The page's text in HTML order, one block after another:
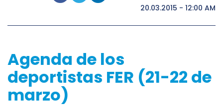
20.03.2015 - 12:00 AM
Agenda de los
deportistas FER (21-22 de
marzo)